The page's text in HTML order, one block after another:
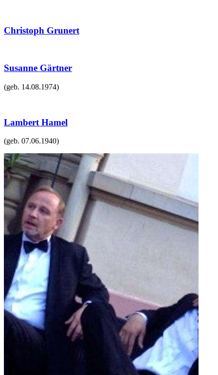
Christoph Grunert
Susanne Gärtner
(geb. 14.08.1974)
Lambert Hamel
(geb. 07.06.1940)